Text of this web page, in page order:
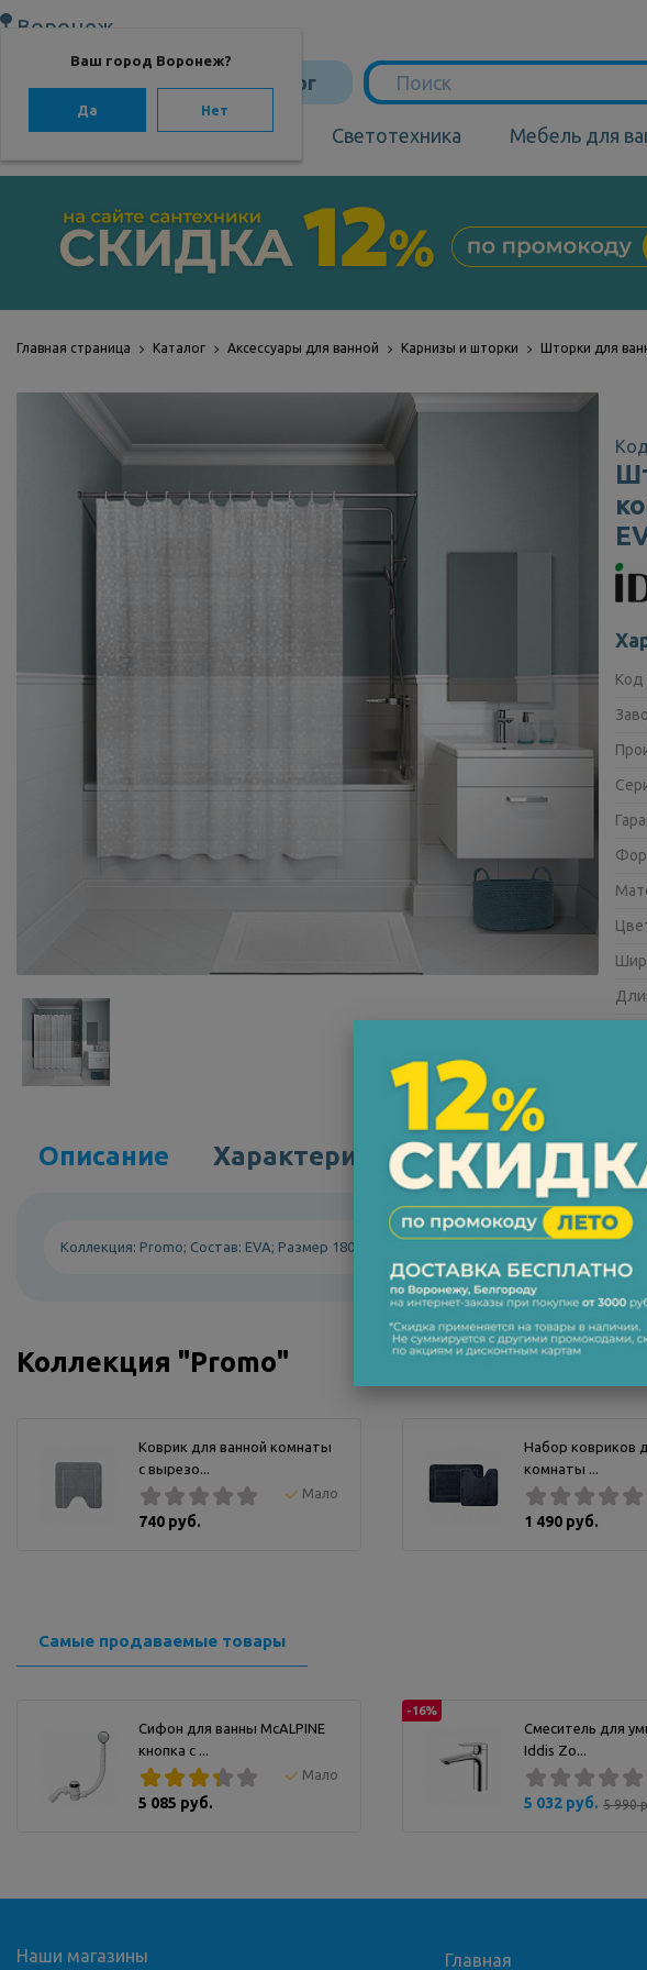
Воронеж
Ваш город Воронеж?
Да Нет
Каталог
Сантехника
Мебель для ванной
Мебель из бамбука
Аксессуары для
ванной
Отопление
Комплектующие
Светотехника
Сантехника Светотехника Мебель для
Главная страница Каталог Аксессуары для ванной Карнизы и шторки Шторки для
Код
Описание Характеристики
Коллекция: Promo; Состав: EVA; Размер 180*180см
Коллекция "Promo"
Коврик для ванной комнаты
с вырезо...
Мало
740 руб.
Набор ковриков
комнаты ...
1 490 руб.
Самые продаваемые товары
Сифон для ванны McALPINE
кнопка с ...
Мало
5 085 руб.
-16%
Смеситель для
Iddis Zo...
5 032 руб. 5 990
Наши магазины Главная